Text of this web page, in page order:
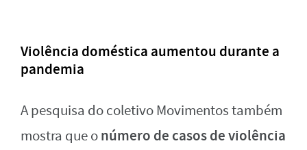
Violência doméstica aumentou durante a
pandemia
A pesquisa do coletivo Movimentos também
mostra que onúmero de casos de violência